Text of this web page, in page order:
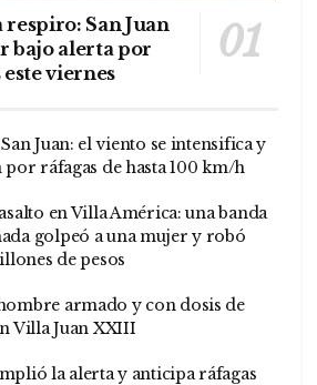
San Juan
bajo alerta por
viernes
Juan: el viento se intensifica y
ráfagas de hasta 100 km/h
en Villa América: una banda
golpeó a una mujer y robó
de pesos
armado y con dosis de
Villa Juan XXIII
la alerta y anticipa ráfagas